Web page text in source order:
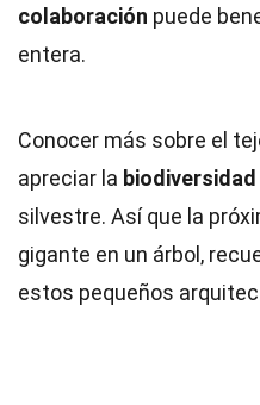
colaboración puede
entera.
Conocer más sobre el
apreciar la biodiversidad
silvestre. Así que la
gigante en un árbol,
estos pequeños